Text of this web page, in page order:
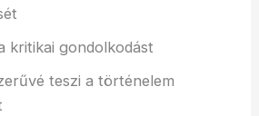
kritikai gondolkodást
teszi a történelem